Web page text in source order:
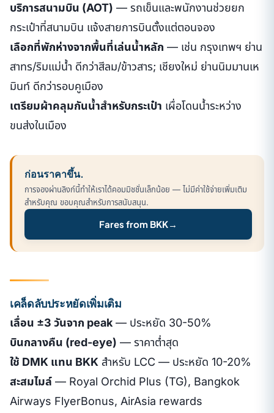
บริการสนามบิน (AOT) — รถเข็นและพนักงานช่วยยก
กระเป๋าที่สนามบิน แจ้งสายการบินตั้งแต่ตอนจอง
เลือกที่พักห่างจากพื้นที่เล่นน้ำหลัก — เช่น กรุงเทพฯ ย่าน
สาทร/ริมแม่น้ำ ดีกว่าสีลม/ข้าวสาร; เชียงใหม่ ย่านนิมมานเห
มินท์ ดีกว่ารอบคูเมือง
เตรียมผ้าคลุมกันน้ำสำหรับกระเป๋า เผื่อโดนน้ำระหว่าง
ขนส่งในเมือง
ก่อนราคาขึ้น.
การจองผ่านลิงก์นี้ทำให้เราได้คอมมิชชั่นเล็กน้อย — ไม่มีค่าใช้จ่ายเพิ่มเติม
สำหรับคุณ ขอบคุณสำหรับการสนับสนุน.
Fares from BKK→
เคล็ดลับประหยัดเพิ่มเติม
เลื่อน ±3 วันจาก peak — ประหยัด 30-50%
บินกลางคืน (red-eye) — ราคาต่ำสุด
ใช้ DMK แทน BKK สำหรับ LCC — ประหยัด 10-20%
สะสมไมล์ — Royal Orchid Plus (TG), Bangkok
Airways FlyerBonus, AirAsia rewards